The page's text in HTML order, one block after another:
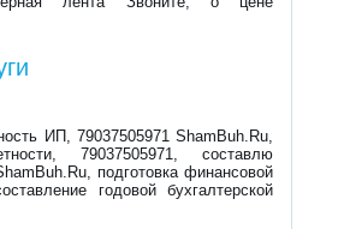
ИП, 79037505971 ShamBuh.Ru,
79037505971, составлю
подготовка финансовой
годовой бухгалтерской